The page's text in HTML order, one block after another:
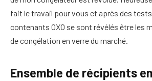
fait le travail pour vous et après des
contenants OXO se sont révélés être les
de congélation en verre du marché.
Ensemble de récipients